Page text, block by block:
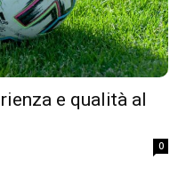
e qualità al
0